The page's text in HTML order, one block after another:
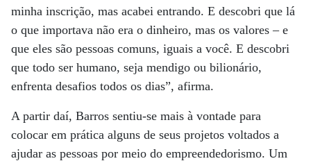
minha inscrição, mas acabei entrando. E descobri que lá
o que importava não era o dinheiro, mas os valores – e
que eles são pessoas comuns, iguais a você. E descobri
que todo ser humano, seja mendigo ou bilionário,
enfrenta desafios todos os dias”, afirma.
A partir daí, Barros sentiu-se mais à vontade para
colocar em prática alguns de seus projetos voltados a
ajudar as pessoas por meio do empreendedorismo. Um